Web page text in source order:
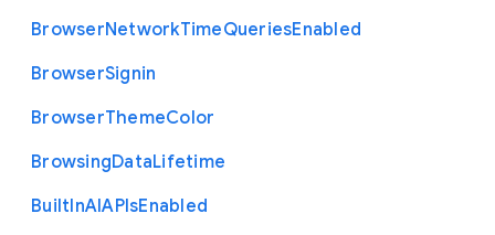
BrowserNetworkTimeQueriesEnabled
BrowserSignin
BrowserThemeColor
BrowsingDataLifetime
BuiltInAIAPIsEnabled